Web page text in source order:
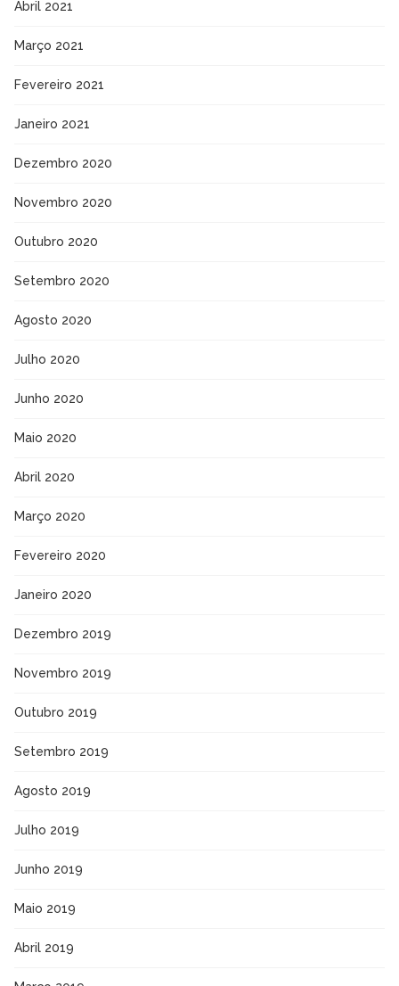
Abril 2021
Março 2021
Fevereiro 2021
Janeiro 2021
Dezembro 2020
Novembro 2020
Outubro 2020
Setembro 2020
Agosto 2020
Julho 2020
Junho 2020
Maio 2020
Abril 2020
Março 2020
Fevereiro 2020
Janeiro 2020
Dezembro 2019
Novembro 2019
Outubro 2019
Setembro 2019
Agosto 2019
Julho 2019
Junho 2019
Maio 2019
Abril 2019